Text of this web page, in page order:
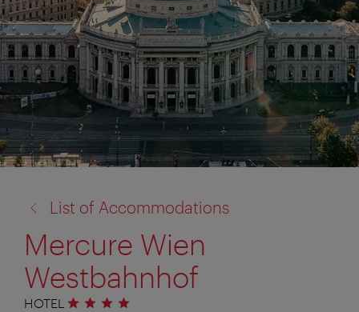
à:
List of Accommodations
Mercure Wien
Westbahnhof
HOTEL 4 étoiles